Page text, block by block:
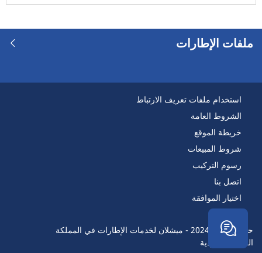
ملفات الإطارات
استخدام ملفات تعريف الارتباط
الشروط العامة
خريطة الموقع
شروط المبيعات
رسوم التركيب
اتصل بنا
اختيار الموافقة
حقوق النسخ 2024 - ميشلان لخدمات الإطارات في المملكة
العربيةالسعودية